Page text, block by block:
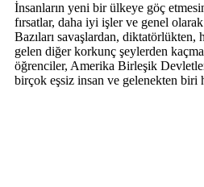
İnsanların yeni bir ülkeye göç
fırsatlar, daha iyi işler ve genel
Bazıları savaşlardan, diktatörlükten,
gelen diğer korkunç şeylerden
öğrenciler, Amerika Birleşik
birçok eşsiz insan ve gelenekten